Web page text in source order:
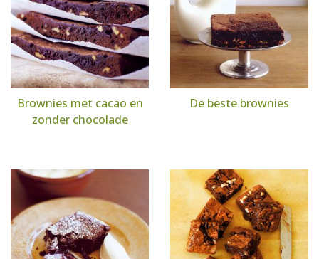
Brownies met cacao en
zonder chocolade
De beste brownies